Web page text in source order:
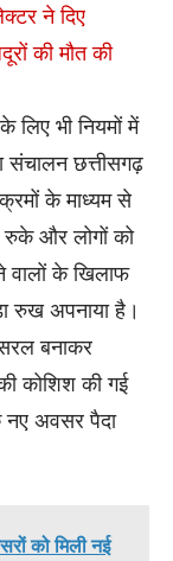
ने दिए
की मौत की
लिए भी नियमों में
संचालन छत्तीसगढ़
के माध्यम से
रुके और लोगों को
के खिलाफ
रुख अपनाया है।
बनाकर
कोशिश की गई
नए अवसर पैदा
को मिली नई